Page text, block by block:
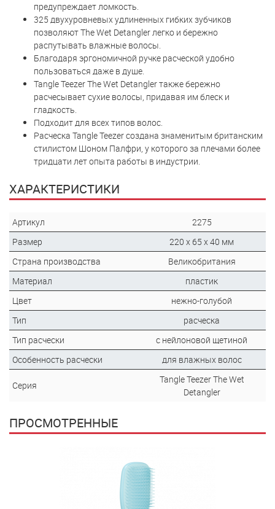
предупреждает ломкость.
325 двухуровневых удлиненных гибких зубчиков
позволяют The Wet Detangler легко и бережно
распутывать влажные волосы.
Благодаря эргономичной ручке расческой удобно
пользоваться даже в душе.
Tangle Teezer The Wet Detangler также бережно
расчесывает сухие волосы, придавая им блеск и
гладкость.
Подходит для всех типов волос.
Расческа Tangle Teezer создана знаменитым британским
стилистом Шоном Палфри, у которого за плечами более
тридцати лет опыта работы в индустрии.
ХАРАКТЕРИСТИКИ
Артикул
2275
Размер
220 x 65 x 40 мм
Страна производства
Великобритания
Материал
пластик
Цвет
нежно-голубой
Тип
расческа
Тип расчески
с нейлоновой щетиной
Особенность расчески
для влажных волос
Серия
Tangle Teezer The Wet
Detangler
ПРОСМОТРЕННЫЕ